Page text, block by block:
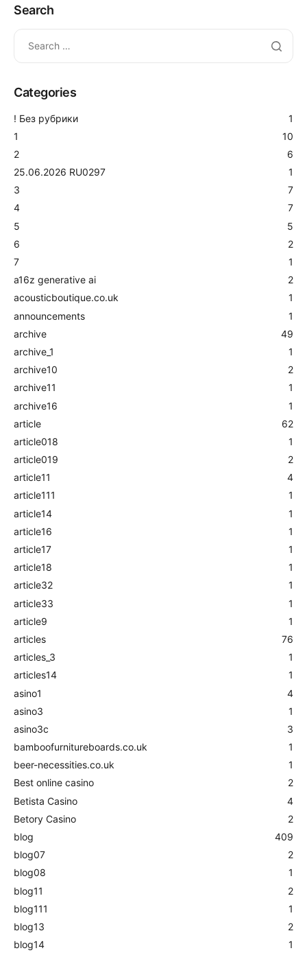
Search
Categories
! Без рубрики
1
1
10
2
6
25.06.2026 RU0297
1
3
7
4
7
5
5
6
2
7
1
a16z generative ai
2
acousticboutique.co.uk
1
announcements
1
archive
49
archive_1
1
archive10
2
archive11
1
archive16
1
article
62
article018
1
article019
2
article11
4
article111
1
article14
1
article16
1
article17
1
article18
1
article32
1
article33
1
article9
1
articles
76
articles_3
1
articles14
1
asino1
4
asino3
1
asino3c
3
bamboofurnitureboards.co.uk
1
beer-necessities.co.uk
1
Best online casino
2
Betista Casino
4
Betory Casino
2
blog
409
blog07
2
blog08
1
blog11
2
blog111
1
blog13
2
blog14
1